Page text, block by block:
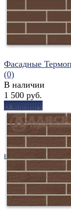
избранное
Фасадные
(0)
В наличии
1 500 руб.
В корзину